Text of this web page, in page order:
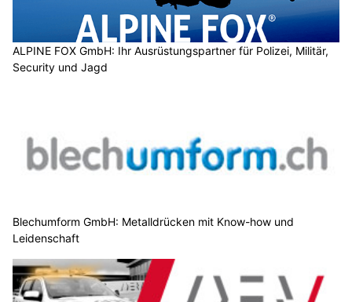
ALPINE FOX GmbH: Ihr Ausrüstungspartner für Polizei, Militär,
Security und Jagd
Blechumform GmbH: Metalldrücken mit Know-how und
Leidenschaft